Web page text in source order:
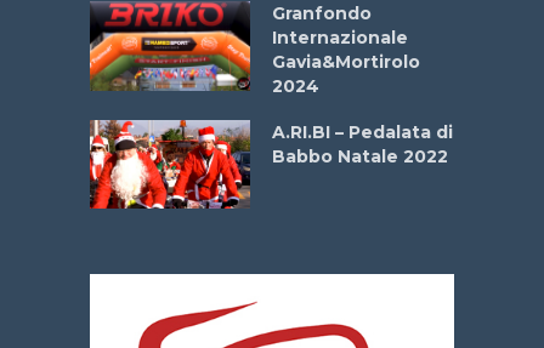
Granfondo
Internazionale
Gavia&Mortirolo
2024
A.RI.BI – Pedalata di
Babbo Natale 2022